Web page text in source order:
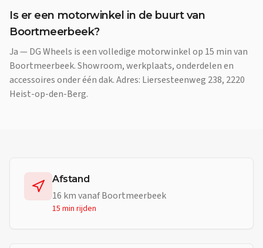
Is er een motorwinkel in de buurt van
Boortmeerbeek?
Ja — DG Wheels is een volledige motorwinkel op 15 min van
Boortmeerbeek. Showroom, werkplaats, onderdelen en
accessoires onder één dak. Adres: Liersesteenweg 238, 2220
Heist-op-den-Berg.
Afstand
16 km vanafBoortmeerbeek
15 min rijden